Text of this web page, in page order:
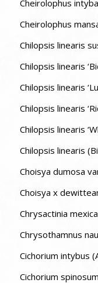
Cheirolophus
Cheirolophus
Chilopsis linearis
Chilopsis linearis
Chilopsis linearis
Chilopsis linearis
Chilopsis linearis
Chilopsis linearis
Choisya dumosa
Choisya x
Chrysactinia
Chrysothamnus
Cichorium intybus
Cichorium spinosum